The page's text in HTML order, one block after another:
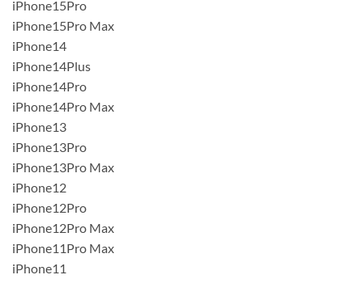
iPhone15Pro
iPhone15Pro Max
iPhone14
iPhone14Plus
iPhone14Pro
iPhone14Pro Max
iPhone13
iPhone13Pro
iPhone13Pro Max
iPhone12
iPhone12Pro
iPhone12Pro Max
iPhone11Pro Max
iPhone11